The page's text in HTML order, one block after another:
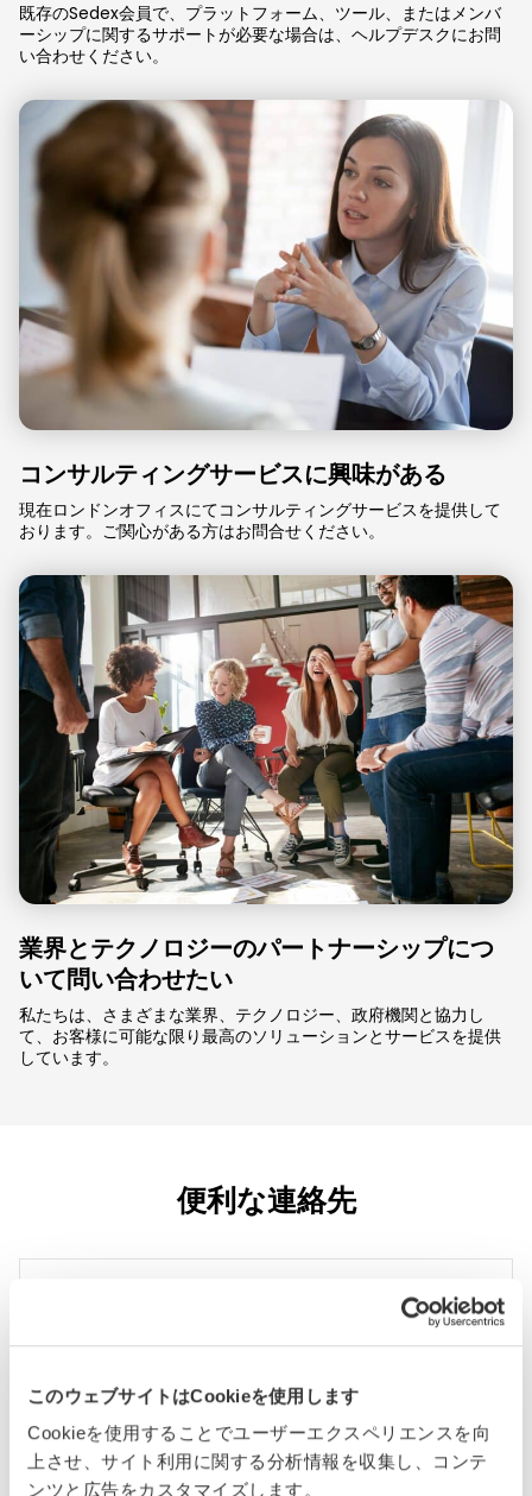
このウェブサイトはCookieを使用します
Cookieを使用することでユーザーエクスペリエンスを向
上させ、サイト利用に関する分析情報を収集し、コンテ
ンツと広告をカスタマイズします。
既存のSedex会員で、プラットフォーム、ツール、またはメンバ
ーシップに関するサポートが必要な場合は、ヘルプデスクにお問
い合わせください。
コンサルティングサービスに興味がある
現在ロンドンオフィスにてコンサルティングサービスを提供して
おります。ご関心がある方はお問合せください。
業界とテクノロジーのパートナーシップにつ
いて問い合わせたい
私たちは、さまざまな業界、テクノロジー、政府機関と協力し
て、お客様に可能な限り最高のソリューションとサービスを提供
しています。
便利な連絡先
お問い合わせは、メディアコミュニケーシ
チームに連絡する